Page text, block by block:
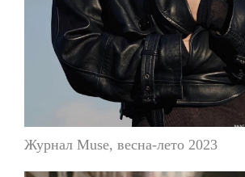
Журнал Muse, весна-лето 2023